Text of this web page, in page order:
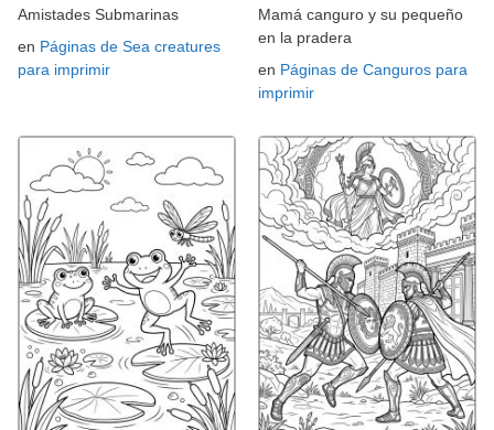
Amistades Submarinas
en Páginas de Sea creatures
para imprimir
Mamá canguro y su pequeño
en la pradera
en Páginas de Canguros para
imprimir